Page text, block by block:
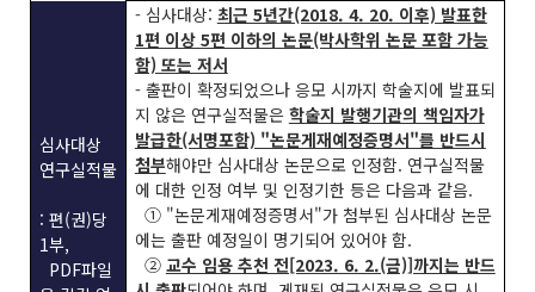
심사대상
연구실적물
: 편(권)당
1부,
PDF파일
- 심사대상: 최근 5년간(2018. 4. 20. 이후) 발표한
1편 이상 5편 이하의 논문(박사학위 논문 포함 가능
함) 또는 저서
- 출판이 확정되었으나 응모 시까지 학술지에 발표되
지 않은 연구실적물은 학술지 발행기관의 책임자가
발급한(서명포함) "논문게재예정증명서"를 반드시
첨부해야만 심사대상 논문으로 인정함. 연구실적물
에 대한 인정 여부 및 인정기한 등은 다음과 같음.
① "논문게재예정증명서"가 첨부된 심사대상 논문
에는 출판 예정일이 명기되어 있어야 함.
② 교수 임용 추천 전[2023. 6. 2.(금)]까지는 반드